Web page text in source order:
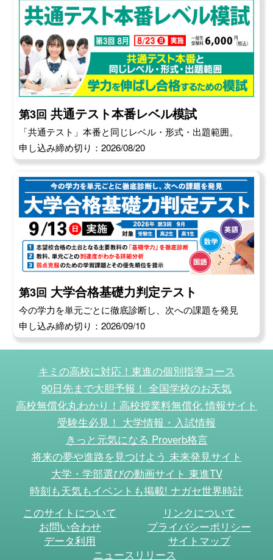
連合会 他
農学部
県職員（熊本県）、KMバイオロジクス、熊本県
酪農業協同組合連合会、JA熊本経済連、JASM 他
国際文化学部
渡辺パイプ、綜合警備保障、航空自衛隊、MED
Communications、JALスカイ札幌 他
生物学部
北海道警察、エコニクス、丸水札幌中央水産、北
海道漁業協同組合連合会、イオン北海道 他など
第3回 共通テスト本番レベル模試
「共通テスト」本番と同じレベル・形式・出題範囲。
申し込み締め切り：2026/08/20
第3回 大学合格基礎力判定テスト
今の学力を単元ごとに徹底診断し、次への課題を発見
申し込み締め切り：2026/09/10
キミの高校に対応！東進の個別指導コース
90日先まで大胆予報！ 全国学校のお天気
高校無償化丸わかり！高校授業料無償化 情報サイト
受験生必見！ 大学情報・入試情報
きっと元気になる Proverb格言
将来の夢や進路を見つけよう 未来発見サイト
大学・学部選びの動画サイト 東進TV
時刻も天気もイベントも掲載! ナガセ世界時計
このサイトについて
リンクについて
お問い合わせ
プライバシーポリシー
データ利用
サイトマップ
ニュースリリース